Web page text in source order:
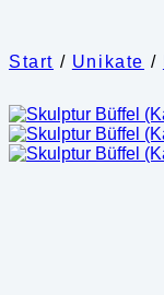
Start / Unikate /